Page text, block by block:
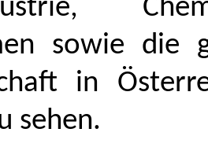
sowie die
in
sehen.